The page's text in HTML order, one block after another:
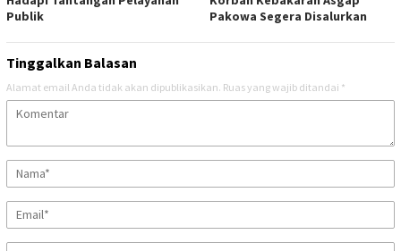
Publik
Pakowa Segera Disalurkan
Tinggalkan Balasan
Alamat email Anda tidak akan dipublikasikan. Ruas yang wajib ditandai *